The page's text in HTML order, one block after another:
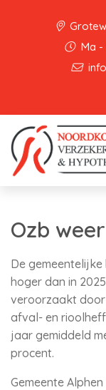
Ma
Ozb
De
hoger dan in
veroorzaakt
afval- en
jaar gemiddeld
procent.
Gemeente